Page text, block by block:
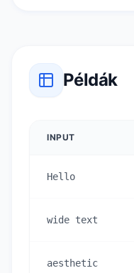
Példák
INPUT
Hello
wide text
aesthetic